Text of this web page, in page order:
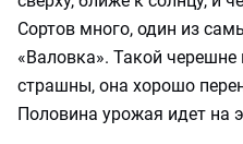
Сортов много, один из
«Валовка». Такой
страшны, она хорошо
Половина урожая идет на